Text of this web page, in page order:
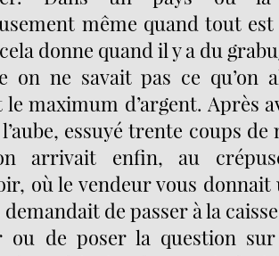
même quand tout
donne quand il y a du
on ne savait pas ce qu’on
maximum d’argent. Après
essuyé trente coups
arrivait enfin, au
où le vendeur vous
de passer à la
ou de poser la question